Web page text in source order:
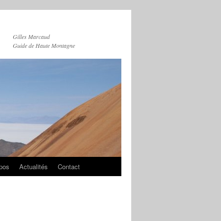
Gilles Marcaud
Guide de Haute Montagne
Actualités Contact